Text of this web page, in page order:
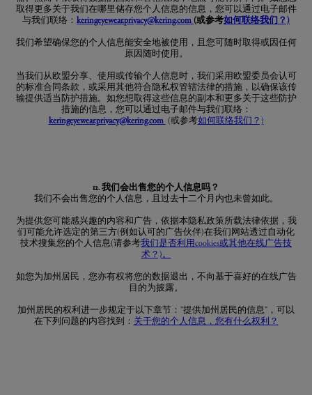
取得更多关于我们在哪里储存您个人信息的信息，您可以通过电子邮件
与我们联络： keringeyewear.privacy@kering.com (或参考如何联络我们？)
我们希望确保您的个人信息能安全地被使用，且您可随时取得或因任何
原因随时使用。
当我们从欧盟分享、使用或传输个人信息时，我们采用欧盟委员会认可
的标准合同条款，或采用其他符合隐私权管辖法律的措施，以确保该传
输提供适当防护措施。如您想取得这些信息的副本和更多关于这些防护
措施的信息，您可以通过电子邮件与我们联络：
keringeyewear.privacy@kering.com (或参考如何联络我们？)
12. 我们会出售您的个人信息吗？
我们不会出售您的个人信息，且过去十二个月内也未曾如此。
为提供您可能感兴趣的内容和广告，依据本隐私政策所载法律依据，我
们可能允许选定的第三方(例如认可的广告伙伴)在我们网站透过自动化
技术搜集您的个人信息(请参考我们是否利用cookies或其他在线广告技
术？)。
如您为加州居民，您亦有权将您的数据退出，不向基于喜好的在线广告
目的为披露。
加州居民的权利进一步规定于以下章节：”提供加州居民的信息”，可以
在下列问题的内容找到： 关于您的个人信息，您有什么权利？